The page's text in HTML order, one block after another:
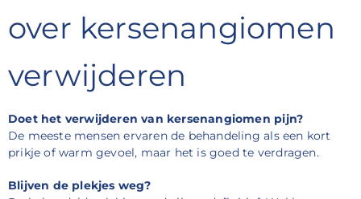
over kersenangiomen
verwijderen
Doet het verwijderen van kersenangiomen pijn?
De meeste mensen ervaren de behandeling als een kort
prikje of warm gevoel, maar het is goed te verdragen.
Blijven de plekjes weg?